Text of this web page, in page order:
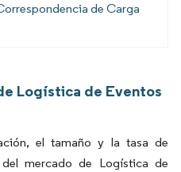
de Carga
Logística de Eventos
el tamaño y la tasa de
mercado de Logística de